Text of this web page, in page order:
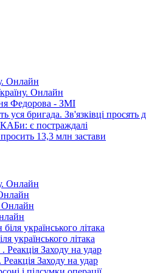
Онлайн
Федорова - ЗМІ
уся бригада. Зв'язківці просять
є постраждалі
13,3 млн застави
українського літака
Заходу на удар